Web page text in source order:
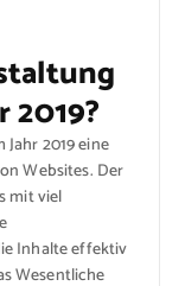
2019?
2019 eine
Websites. Der
mit viel
Inhalte effektiv
Wesentliche